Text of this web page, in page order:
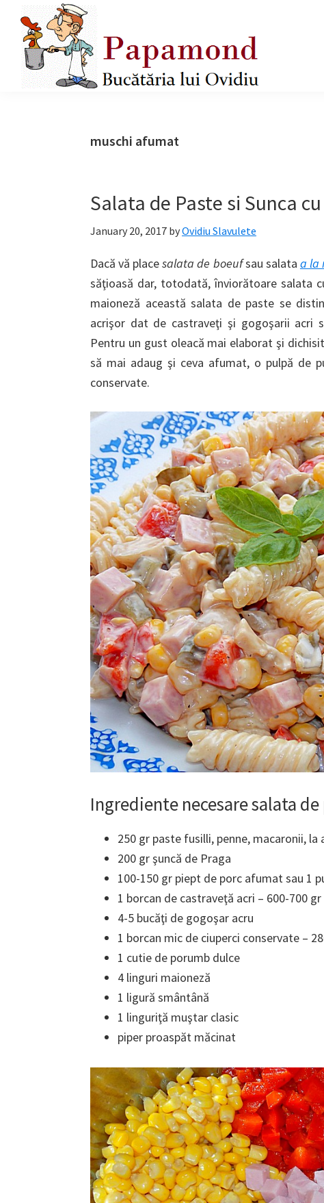
primary
navigation
main
content
primary
sidebar
muschi afumat
Salata de Paste si Sunca
January 20, 2017 byOvidiu Slavulete
Dacă vă placesalata de boeufsau salata a la
săţioasă dar, totodată, înviorătoare salata
maioneză această salata de paste se
acrişor dat de castraveţi şi gogoşarii acri
Pentru un gust oleacă mai elaborat şi
să mai adaug şi ceva afumat, o pulpă de
conservate.
Ingrediente necesare salata
250 gr paste fusilli, penne, macaronii, la
200 gr şuncă de Praga
100-150 gr piept de porc afumat sau 1
1 borcan de castraveţă acri – 600-700 gr
4-5 bucăţi de gogoşar acru
1 borcan mic de ciuperci conservate –
1 cutie de porumb dulce
4 linguri maioneză
1 ligură smântână
1 linguriţă muştar clasic
piper proaspăt măcinat